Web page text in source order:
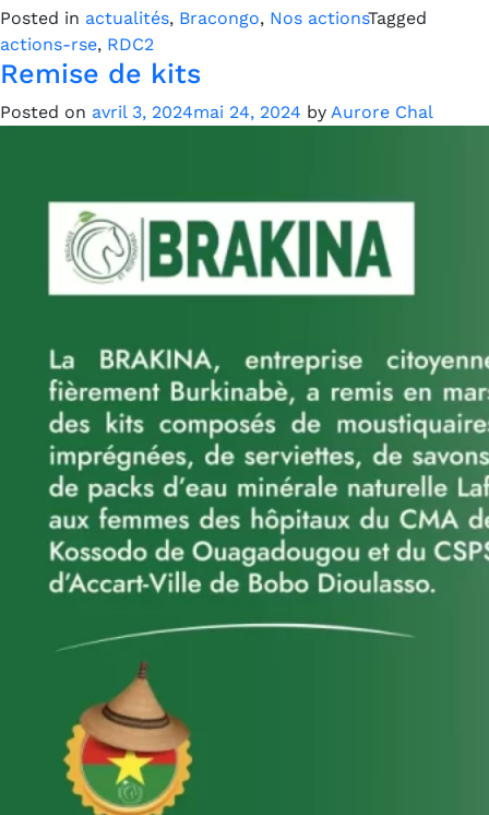
Posted in actualités, Bracongo, Nos actionsTagged
actions-rse, RDC2
Remise de kits
Posted on avril 3, 2024mai 24, 2024 by Aurore Chal